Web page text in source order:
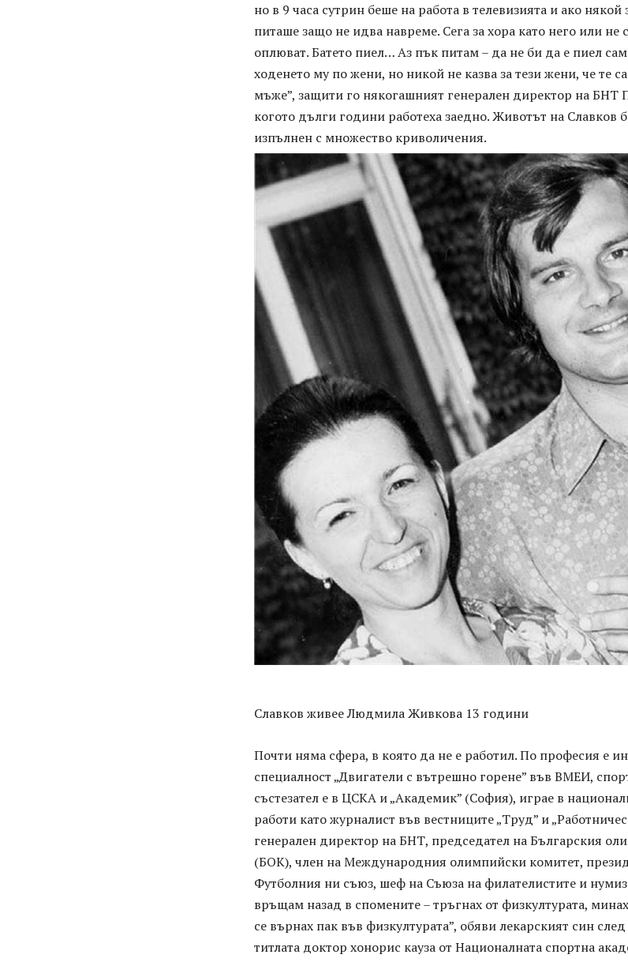
но в 9 часа сутрин беше на работа в телевизията и ако някой
питаше защо не идва навреме. Сега за хора като него или не
оплюват. Батето пиел… Аз пък питам – да не би да е пиел
ходенето му по жени, но никой не казва за тези жени, че те
мъже”, защити го някогашният генерален директор на БНТ
когото дълги години работеха заедно. Животът на Славков
изпълнен с множество криволичения.
Славков живее Людмила Живкова 13 години
Почти няма сфера, в която да не е работил. По професия е
специалност „Двигатели с вътрешно горене” във ВМЕИ,
състезател е в ЦСКА и „Академик” (София), играе в
работи като журналист във вестниците „Труд” и
генерален директор на БНТ, председател на Българския
(БОК), член на Международния олимпийски комитет,
Футболния ни съюз, шеф на Съюза на филателистите и
връщам назад в спомените – тръгнах от физкултурата,
се върнах пак във физкултурата”, обяви лекарският син
титлата доктор хонорис кауза от Националната спортна